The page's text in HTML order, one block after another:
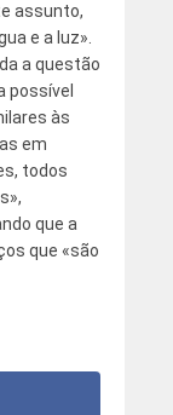
assunto,
e a luz».
a questão
possível
às
em
todos
que a
que «são